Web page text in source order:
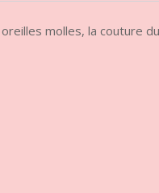
molles, la couture